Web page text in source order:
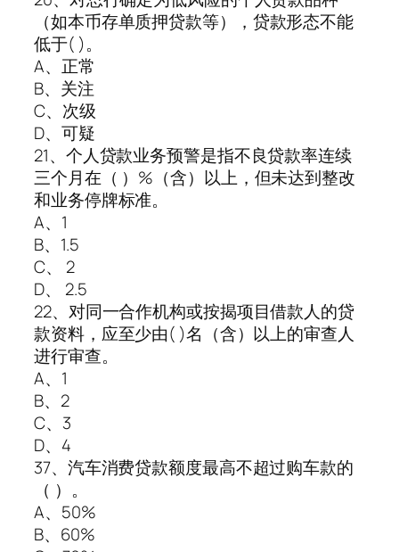
（如本币存单质押贷款等），贷款形态不能
低于( )。
A、正常
B、关注
C、次级
D、可疑
21、个人贷款业务预警是指不良贷款率连续
三个月在（ ）%（含）以上，但未达到整改
和业务停牌标准。
A、1
B、1.5
C、 2
D、 2.5
22、对同一合作机构或按揭项目借款人的贷
款资料，应至少由( )名（含）以上的审查人
进行审查。
A、1
B、2
C、3
D、4
37、汽车消费贷款额度最高不超过购车款的
（ ）。
A、50%
B、60%